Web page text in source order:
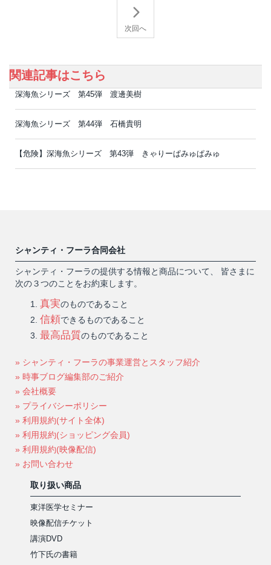
次回へ
関連記事はこちら
深海魚シリーズ 第45弾 渡邊美樹
深海魚シリーズ 第44弾 石橋貴明
【危険】深海魚シリーズ 第43弾 きゃりーぱみゅぱみゅ
シャンティ・フーラ合同会社
シャンティ・フーラの提供する情報と商品について、 皆さまに
次の３つのことをお約束します。
真実のものであること
信頼できるものであること
最高品質のものであること
» シャンティ・フーラの事業運営とスタッフ紹介
» 時事ブログ編集部のご紹介
» 会社概要
» プライバシーポリシー
» 利用規約(サイト全体)
» 利用規約(ショッピング会員)
» 利用規約(映像配信)
» お問い合わせ
取り扱い商品
東洋医学セミナー
映像配信チケット
講演DVD
竹下氏の書籍